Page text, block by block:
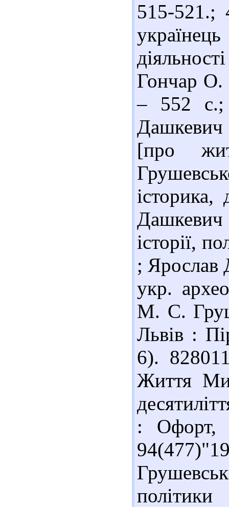
515-521.;
Гончар О.
– 552
[про
Дашкевич
історії,
; Ярослав
укр.
М. С.
Львів :
6).
Життя
: Офорт,